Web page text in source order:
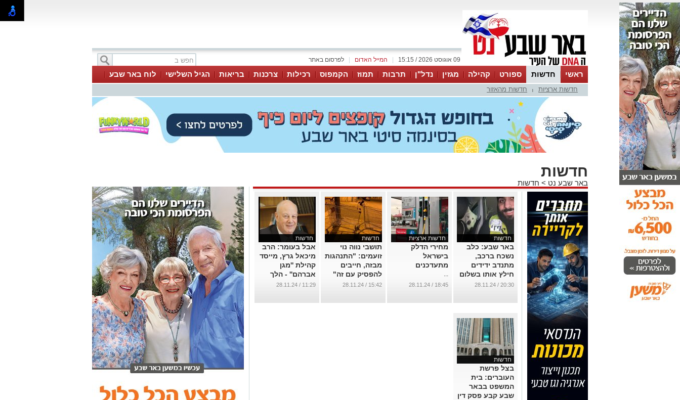
לפרסום באתר המייל האדום 09 אוגוסט 2026 / 15:15
ראשי חדשות ספורט קהילה מגזין נדל"ן תרבות תמוז הקמפוס רכילות צרכנות בריאות הגיל השלישי
לוח באר שבע
עסקים
טיפים והמלצותחדשות ארציות חדשות מהאזור
חדשות
באר שבע נט > חדשות
חדשות
באר שבע: כלב
נשכח ברכב,
מתנדב ידידים
חילץ אותו בשלום
...
20:30 / 28.11.24
חדשות ארציות
מחירי הדלק
בישראל
מתעדכנים
...
18:45 / 28.11.24
חדשות
תושבי נווה נוי
זועמים: "התנהגות
מבזה, חייבים
להפסיק עם זה"
...
15:42 / 28.11.24
חדשות
אבל בעומר: הרב
מיכאל גרץ, מייסד
קהילת ''מגן
אברהם'' - הלך
לעולמו
11:29 / 28.11.24
חדשות
בצל פרשת
העוברים: בית
המשפט בבאר
שבע קבע פסק דין